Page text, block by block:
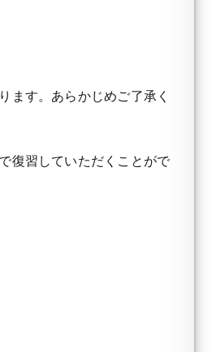
ます。あらかじめご了承く
復習していただくことがで